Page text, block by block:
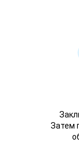
Затем